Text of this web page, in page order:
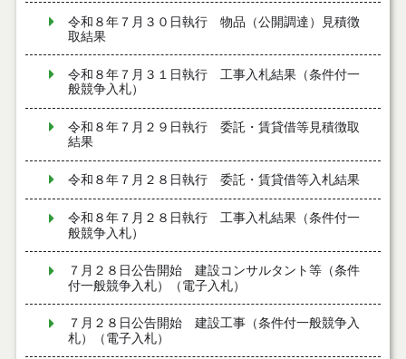
令和８年７月３０日執行 物品（公開調達）見積徴
取結果
令和８年７月３１日執行 工事入札結果（条件付一
般競争入札）
令和８年７月２９日執行 委託・賃貸借等見積徴取
結果
令和８年７月２８日執行 委託・賃貸借等入札結果
令和８年７月２８日執行 工事入札結果（条件付一
般競争入札）
７月２８日公告開始 建設コンサルタント等（条件
付一般競争入札）（電子入札）
７月２８日公告開始 建設工事（条件付一般競争入
札）（電子入札）